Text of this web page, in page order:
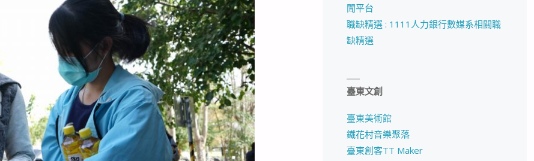
聞平台
職缺精選 : 1111人力銀行數媒系相關職
缺精選
臺東文創
臺東美術館
鐵花村音樂聚落
臺東創客TT Maker